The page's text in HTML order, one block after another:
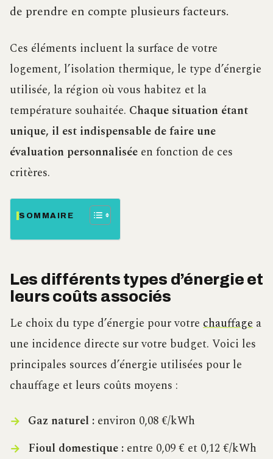
de prendre en compte plusieurs facteurs.
Ces éléments incluent la surface de votre
logement, l’isolation thermique, le type d’énergie
utilisée, la région où vous habitez et la
température souhaitée. Chaque situation étant
unique, il est indispensable de faire une
évaluation personnalisée en fonction de ces
critères.
SOMMAIRE
Les différents types d’énergie et
leurs coûts associés
Le choix du type d’énergie pour votre chauffage a
une incidence directe sur votre budget. Voici les
principales sources d’énergie utilisées pour le
chauffage et leurs coûts moyens :
Gaz naturel :environ 0,08 €/kWh
Fioul domestique :entre 0,09 € et 0,12 €/kWh